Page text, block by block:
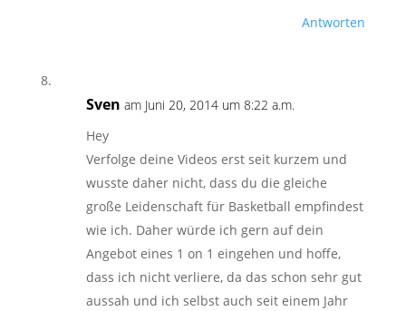
Antworten
Sven am Juni 20, 2014 um 8:22 a.m.
Hey
Verfolge deine Videos erst seit kurzem und
wusste daher nicht, dass du die gleiche
große Leidenschaft für Basketball empfindest
wie ich. Daher würde ich gern auf dein
Angebot eines 1 on 1 eingehen und hoffe,
dass ich nicht verliere, da das schon sehr gut
aussah und ich selbst auch seit einem Jahr